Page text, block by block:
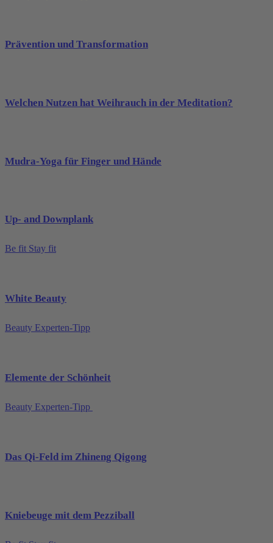
Prävention und Transformation
Welchen Nutzen hat Weihrauch in der Meditation?
Mudra-Yoga für Finger und Hände
Up- and Downplank
Be fit Stay fit
White Beauty
Beauty Experten-Tipp
Elemente der Schönheit
Beauty Experten-Tipp
Das Qi-Feld im Zhineng Qigong
Kniebeuge mit dem Pezziball